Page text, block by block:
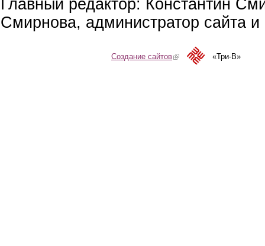
Главный редактор: Константин
Смирнова, администратор сайта
Создание сайтов(link is external)«Три-В»